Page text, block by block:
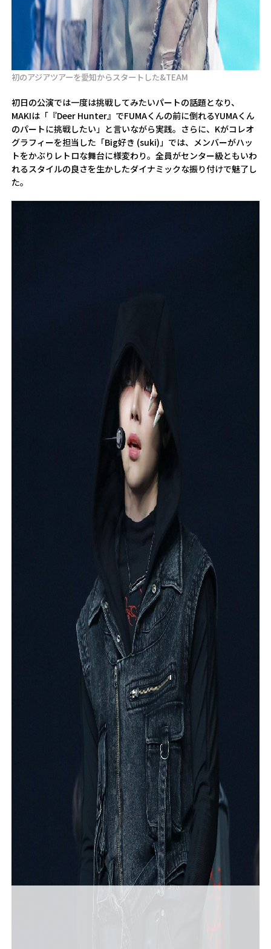
初のアジアツアーを愛知からスタートした&TEAM
初日の公演では一度は挑戦してみたいパートの話題となり、
MAKIは「『Deer Hunter』でFUMAくんの前に倒れるYUMAくん
のパートに挑戦したい」と言いながら実践。さらに、Kがコレオ
グラフィーを担当した「Big好き (suki)」では、メンバーがハッ
トをかぶりレトロな舞台に様変わり。全員がセンター級ともいわ
れるスタイルの良さを生かしたダイナミックな振り付けで魅了し
た。